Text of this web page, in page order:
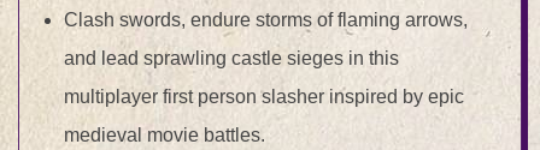
Clash swords, endure storms of flaming arrows,
and lead sprawling castle sieges in this
multiplayer first person slasher inspired by epic
medieval movie battles.